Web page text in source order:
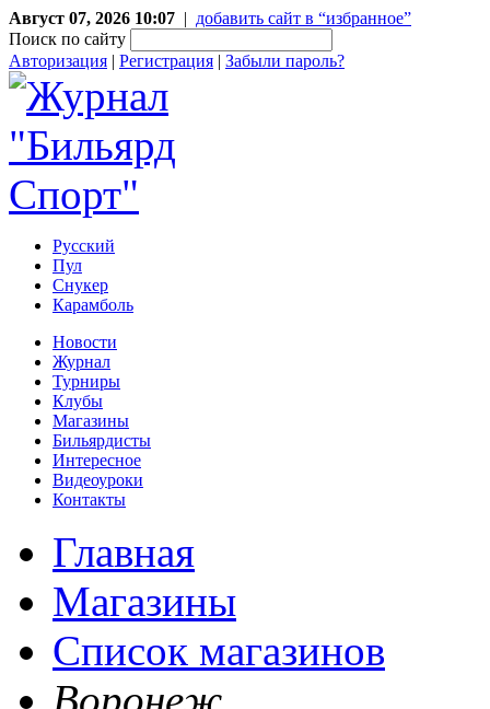
Август 07, 2026 10:07 | добавить сайт в “избранное”
Поиск по сайту
Авторизация | Регистрация | Забыли пароль?
Русский
Пул
Снукер
Карамболь
Новости
Журнал
Турниры
Клубы
Магазины
Бильярдисты
Интересное
Видеоуроки
Контакты
Главная
Магазины
Список магазинов